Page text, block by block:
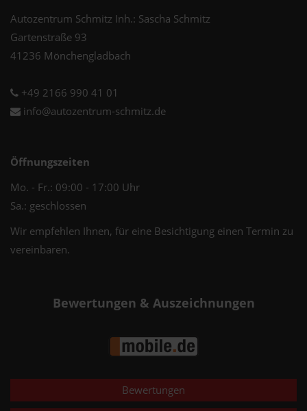
Autozentrum Schmitz Inh.: Sascha Schmitz
Gartenstraße 93
41236 Mönchengladbach
+49 2166 990 41 01
info@autozentrum-schmitz.de
Öffnungszeiten
Mo. - Fr.: 09:00 - 17:00 Uhr
Sa.: geschlossen
Wir empfehlen Ihnen, für eine Besichtigung einen Termin zu
vereinbaren.
Bewertungen & Auszeichnungen
Bewertungen